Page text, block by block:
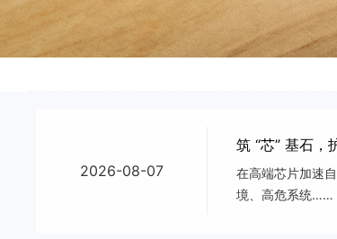
门店运营管理咨询
2026-08-07
筑 “芯” 基石，
在高端芯片加速
境、高危系统……